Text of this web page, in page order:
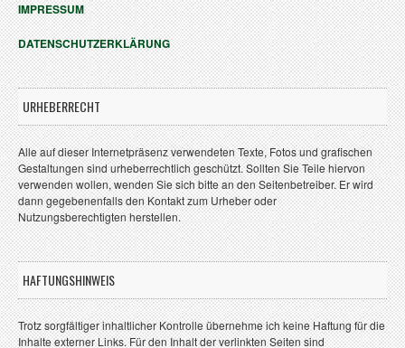
IMPRESSUM
DATENSCHUTZERKLÄRUNG
URHEBERRECHT
Alle auf dieser Internetpräsenz verwendeten Texte, Fotos und grafischen
Gestaltungen sind urheberrechtlich geschützt. Sollten Sie Teile hiervon
verwenden wollen, wenden Sie sich bitte an den Seitenbetreiber. Er wird
dann gegebenenfalls den Kontakt zum Urheber oder
Nutzungsberechtigten herstellen.
HAFTUNGSHINWEIS
Trotz sorgfältiger inhaltlicher Kontrolle übernehme ich keine Haftung für die
Inhalte externer Links. Für den Inhalt der verlinkten Seiten sind